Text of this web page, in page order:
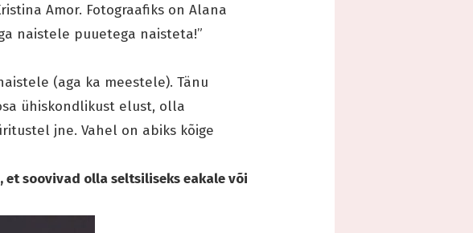
Amor. Fotograafiks on Alana
naistele puuetega naisteta!”
(aga ka meestele). Tänu
ühiskondlikust elust, olla
jne. Vahel on abiks kõige
soovivad olla seltsiliseks eakale või